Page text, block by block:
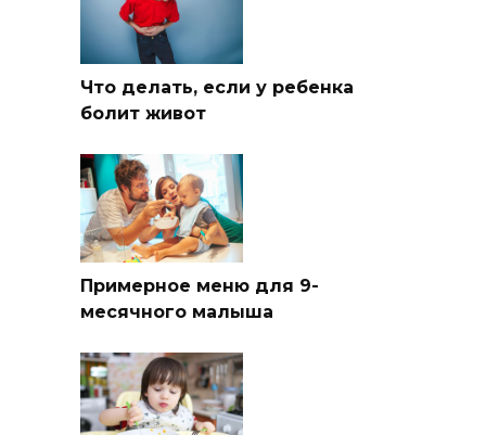
Что делать, если у ребенка
болит живот
Примерное меню для 9-
месячного малыша